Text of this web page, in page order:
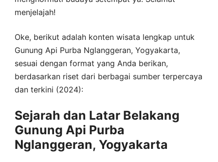
menjelajah!
Oke, berikut adalah konten wisata lengkap untuk
Gunung Api Purba Nglanggeran, Yogyakarta,
sesuai dengan format yang Anda berikan,
berdasarkan riset dari berbagai sumber terpercaya
dan terkini (2024):
Sejarah dan Latar Belakang
Gunung Api Purba
Nglanggeran, Yogyakarta